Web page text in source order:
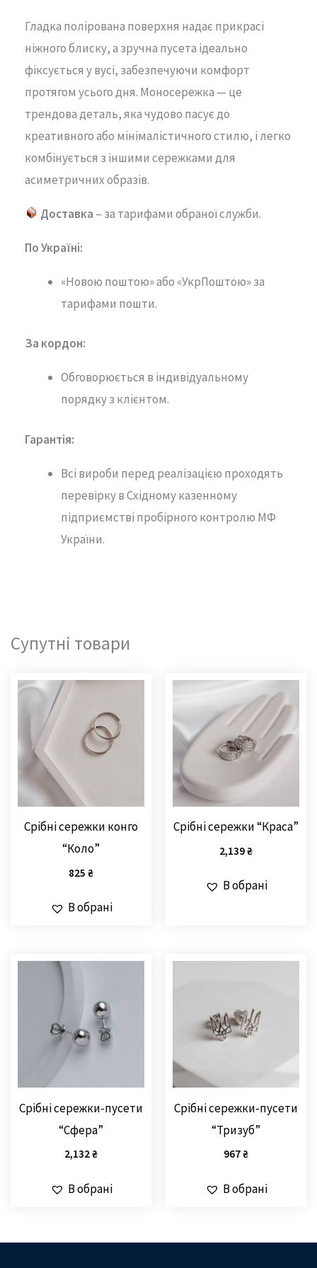
Гладка полірована поверхня надає прикрасі
ніжногоблиску,а зручна пусета ідеально
фіксується увусі, забезпечуючи комфорт
протягом усьогодня. Моносережка — це
трендовадеталь,якачудово пасуєдо
креативногоабо мінімалістичногостилю, ілегко
комбінується з іншими сережками для
асиметричнихобразів.
Доставка – за тарифами обраної служби.
По Україні:
«Новою поштою» або «УкрПоштою» за
тарифами пошти.
За кордон:
Обговорюється в індивідуальному
порядку з клієнтом.
Гарантія:
Всі вироби перед реалізацією проходять
перевірку в Східному казенному
підприємстві пробірного контролю МФ
України.
Супутні товари
Срібні сережки конго
“Коло”
825 ₴
В обрані
Срібні сережки “Краса”
2,139₴
В обрані
Срібні сережки-пусети
“Сфера”
2,132₴
В обрані
Срібні сережки-пусети
“Тризуб”
967₴
В обрані